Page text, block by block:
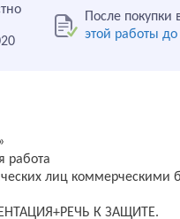
После
этой работы
работа
лиц